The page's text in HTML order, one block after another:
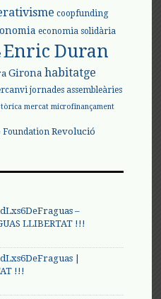
coopfunding
economia solidària
Enric Duran
Girona habitatge
jornades assembleàries
mercat microfinançament
Foundation Revolució
–
LLIBERTAT !!!
|
!!!